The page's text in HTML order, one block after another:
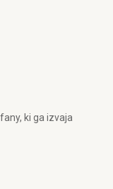
ki ga izvaja